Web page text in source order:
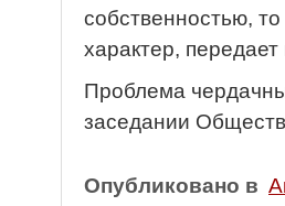
собственностью,
характер,
Проблема
заседании
Опубликовано в